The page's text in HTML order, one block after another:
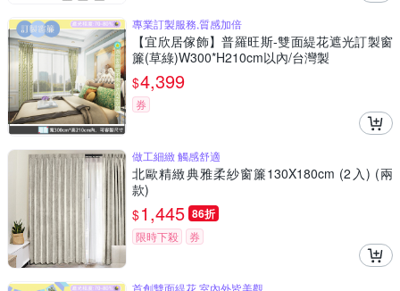
專業訂製服務,質感加倍
【宜欣居傢飾】普羅旺斯-雙面緹花遮光訂製窗
簾(草綠)W300*H210cm以內/台灣製
$4,399
券
做工細緻 觸感舒適
北歐精緻典雅柔紗窗簾130X180cm (2入) (兩
款)
$1,445 86折
限時下殺 券